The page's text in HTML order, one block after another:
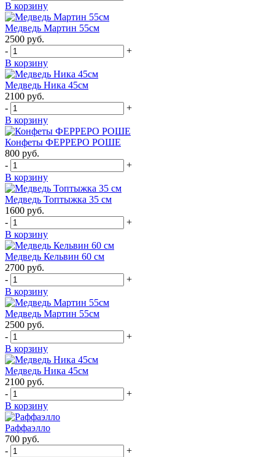
В корзину
Медведь Мартин 55см
2500 руб.
-
+
В корзину
Медведь Ника 45см
2100 руб.
-
+
В корзину
Конфеты ФЕРРЕРО РОШЕ
800 руб.
-
+
В корзину
Медведь Топтыжка 35 см
1600 руб.
-
+
В корзину
Медведь Кельвин 60 см
2700 руб.
-
+
В корзину
Медведь Мартин 55см
2500 руб.
-
+
В корзину
Медведь Ника 45см
2100 руб.
-
+
В корзину
Раффаэлло
700 руб.
-
+